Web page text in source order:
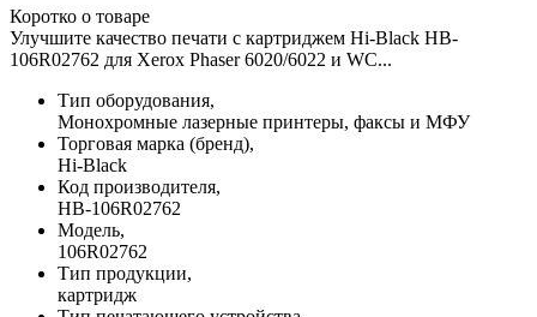
Коротко о товаре
Улучшите качество печати с картриджем Hi-Black HB-
106R02762 для Xerox Phaser 6020/6022 и WC...
Тип оборудования,
Монохромные лазерные принтеры, факсы и МФУ
Торговая марка (бренд),
Hi-Black
Код производителя,
HB-106R02762
Модель,
106R02762
Тип продукции,
картридж